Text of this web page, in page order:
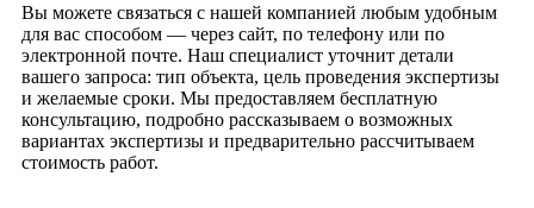
Вы можете связаться с нашей компанией любым удобным
для вас способом — через сайт, по телефону или по
электронной почте. Наш специалист уточнит детали
вашего запроса: тип объекта, цель проведения экспертизы
и желаемые сроки. Мы предоставляем бесплатную
консультацию, подробно рассказываем о возможных
вариантах экспертизы и предварительно рассчитываем
стоимость работ.